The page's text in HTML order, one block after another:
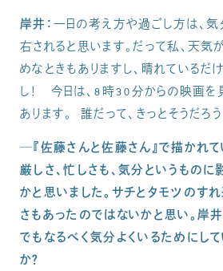
岸井：一日の考え方や過ごし方は、
右されると思います。だって私、天気
めなときもありますし、晴れているだ
し！ 今日は、8時30分からの映画を見
あります。 誰だって、きっとそうだろ
─『佐藤さんと佐藤さん』で描かれて
厳しさ、忙しさも、気分というもの
かと思いました。サチとタモツのす
さもあったのではないかと思い。岸
でもなるべく気分よくいるためにし
か？